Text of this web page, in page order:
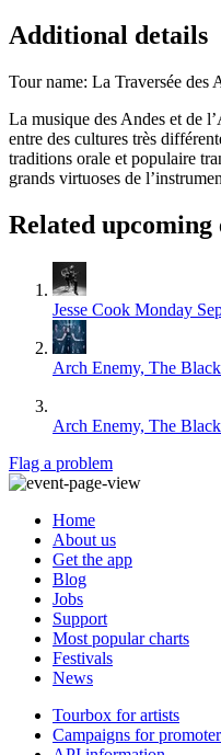
Additional details
Tour name: La Traversée des
La musique des Andes et de
entre des cultures très
traditions orale et populaire
grands virtuoses de
Related upcoming
Jesse Cook Monday
Arch Enemy, The
Arch Enemy, The
Flag a problem
Home
About us
Get the app
Blog
Jobs
Support
Most popular charts
Festivals
News
Tourbox for artists
Campaigns for